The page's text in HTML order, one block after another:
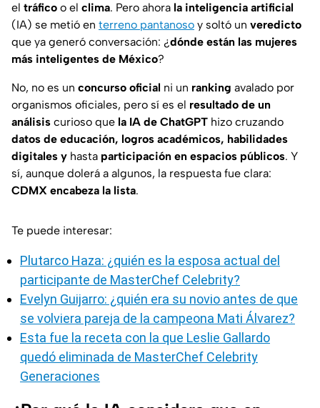
el tráfico o el clima. Pero ahora la inteligencia artificial
(IA) se metió en terreno pantanoso y soltó un veredicto
que ya generó conversación: ¿dónde están las mujeres
más inteligentes de México?
No, no es un concurso oficial ni un ranking avalado por
organismos oficiales, pero sí es el resultado de un
análisis curioso que la IA de ChatGPT hizo cruzando
datos de educación, logros académicos, habilidades
digitales y hasta participación en espacios públicos. Y
sí, aunque dolerá a algunos, la respuesta fue clara:
CDMX encabeza la lista.
Te puede interesar:
Plutarco Haza: ¿quién es la esposa actual del
participante de MasterChef Celebrity?
Evelyn Guijarro: ¿quién era su novio antes de que
se volviera pareja de la campeona Mati Álvarez?
Esta fue la receta con la que Leslie Gallardo
quedó eliminada de MasterChef Celebrity
Generaciones